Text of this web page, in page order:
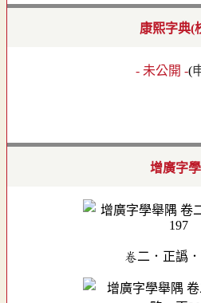
康熙字典(
- 未公開 -(
增廣字
卷二．正譌